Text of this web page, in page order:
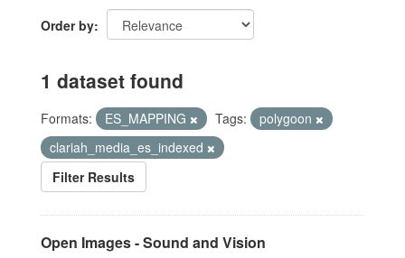
Order by
1 dataset found
Formats: ES_MAPPING Tags:
polygoon
clariah_media_es_indexed
Filter Results
Open Images - Sound and Vision